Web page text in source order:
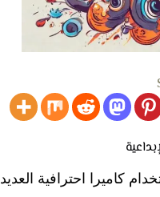
كاميرا احترافية العديد